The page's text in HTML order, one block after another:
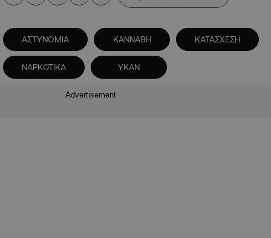
ΑΣΤΥΝΟΜΙΑ ΚΑΝΝΑΒΗ ΚΑΤΑΣΧΕΣΗ
ΝΑΡΚΩΤΙΚΑ ΥΚΑΝ
Advertisement